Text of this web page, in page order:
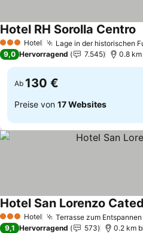
3 SterneHotel Lage in der historischen
Hotel RH Sorolla Centro
9,0 Hervorragend 7.545 0.8
Ab 130 €
Preise von 17 Websites
3 SterneHotel Terrasse zum Entspannen
Hotel San Lorenzo
9,1 Hervorragend 573 0.2 km